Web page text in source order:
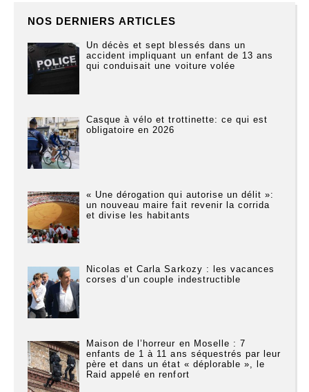
NOS DERNIERS ARTICLES
Un décès et sept blessés dans un
accident impliquant un enfant de 13 ans
qui conduisait une voiture volée
Casque à vélo et trottinette: ce qui est
obligatoire en 2026
« Une dérogation qui autorise un délit »:
un nouveau maire fait revenir la corrida
et divise les habitants
Nicolas et Carla Sarkozy : les vacances
corses d’un couple indestructible
Maison de l’horreur en Moselle : 7
enfants de 1 à 11 ans séquestrés par leur
père et dans un état « déplorable », le
Raid appelé en renfort